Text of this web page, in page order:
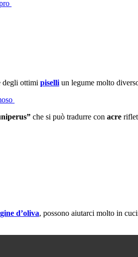
degli ottimi piselli un legume molto
che si può tradurre con acre
d’oliva, possono aiutarci molto in